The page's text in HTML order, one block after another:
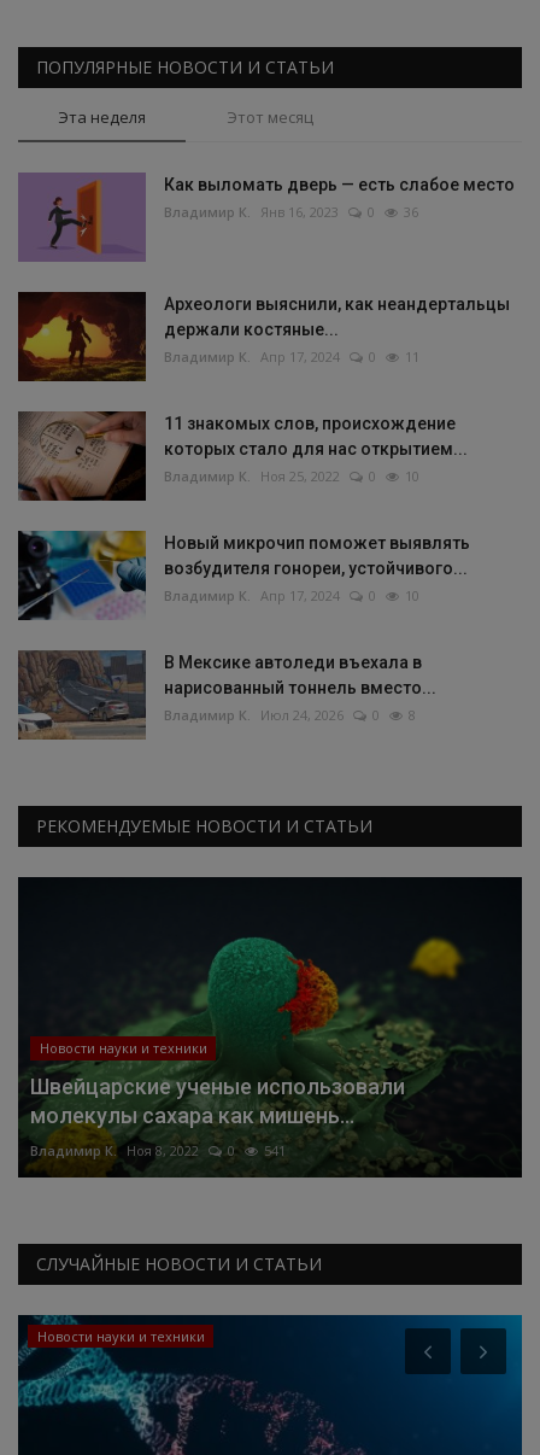
ПОПУЛЯРНЫЕ НОВОСТИ И СТАТЬИ
Эта неделя Этот месяц
Как выломать дверь — есть слабое место
Владимир К. Янв 16, 2023 0 36
Археологи выяснили, как неандертальцы
держали костяные...
Владимир К. Апр 17, 2024 0 11
11 знакомых слов, происхождение
которых стало для нас открытием...
Владимир К. Ноя 25, 2022 0 10
Новый микрочип поможет выявлять
возбудителя гонореи, устойчивого...
Владимир К. Апр 17, 2024 0 10
В Мексике автоледи въехала в
нарисованный тоннель вместо...
Владимир К. Июл 24, 2026 0 8
РЕКОМЕНДУЕМЫЕ НОВОСТИ И СТАТЬИ
Новости науки и техники
Швейцарские ученые использовали
молекулы сахара как мишень...
Владимир К. Ноя 8, 2022 0 541
СЛУЧАЙНЫЕ НОВОСТИ И СТАТЬИ
Новости науки и техники